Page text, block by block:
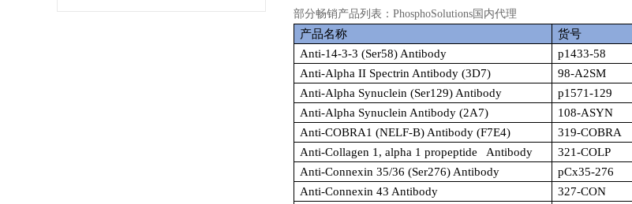
部分畅销产品列表： PhosphoSolutions 国内代理
产品名称 货号
Anti-14-3-3 (Ser58) Antibody
p1433-58
Anti-Alpha II Spectrin Antibody (3D7)
98-A2SM
Anti-Alpha Synuclein (Ser129) Antibody
p1571-129
Anti-Alpha Synuclein Antibody (2A7)
108-ASYN
Anti-COBRA1 (NELF-B) Antibody (F7E4)
319-COBRA
Anti-Collagen 1, alpha 1 propeptide Antibody
321-COLP
Anti-Connexin 35/36 (Ser276) Antibody
pCx35-276
Anti-Connexin 43 Antibody
327-CON